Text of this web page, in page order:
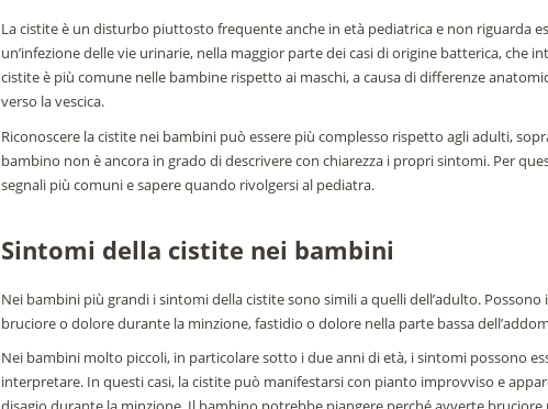
La cistite è un disturbo piuttosto frequente anche in età pediatrica e non riguarda
un’infezione delle vie urinarie, nella maggior parte dei casi di origine batterica, che
cistite è più comune nelle bambine rispetto ai maschi, a causa di differenze
verso la vescica.
Riconoscere la cistite nei bambini può essere più complesso rispetto agli adulti,
bambino non è ancora in grado di descrivere con chiarezza i propri sintomi. Per
segnali più comuni e sapere quando rivolgersi al pediatra.
Sintomi della cistite nei bambini
Nei bambini più grandi i sintomi della cistite sono simili a quelli dell’adulto.
bruciore o dolore durante la minzione, fastidio o dolore nella parte bassa
Nei bambini molto piccoli, in particolare sotto i due anni di età, i sintomi possono
interpretare. In questi casi, la cistite può manifestarsi con pianto improvviso e